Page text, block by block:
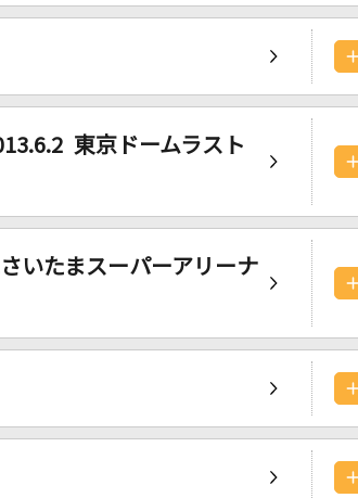
東京ドームラスト
いたまスーパーアリーナ